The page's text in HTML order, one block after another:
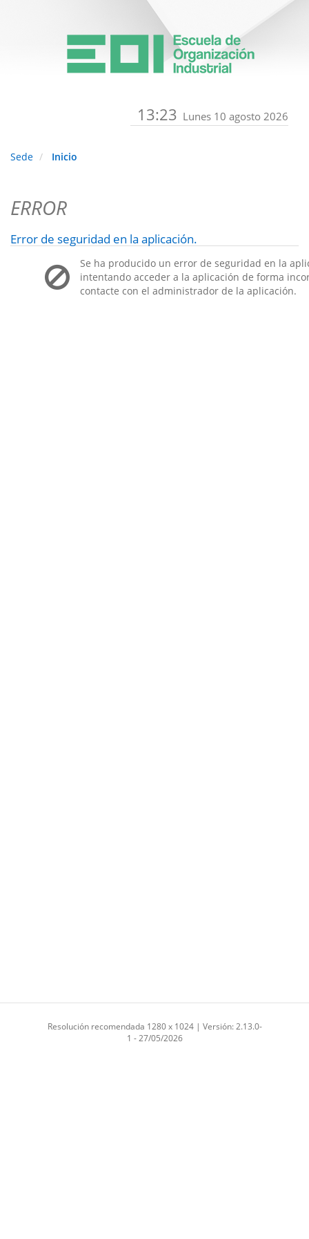
13:23 Lunes 10 agosto 2026
Sede Inicio
ERROR
Error de seguridad en la aplicación.
Se ha producido un error de seguridad en la
intentando acceder a la aplicación de forma
contacte con el administrador de la aplicación.
Resolución recomendada 1280 x 1024 | Versión: 2.13.0-
1 - 27/05/2026